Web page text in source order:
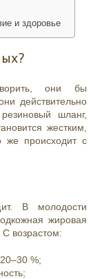
и здоровье
они бы
действительно
шланг,
жестким,
же происходит с
В молодости
жировая
С возрастом:
%;